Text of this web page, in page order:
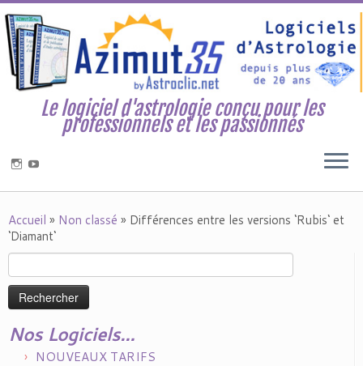
Le logiciel d'astrologie conçu pour les
professionnels et les passionnés
Accueil » Non classé » Différences entre les versions ‘Rubis‘ et
‘Diamant‘
Nos Logiciels…
NOUVEAUX TARIFS